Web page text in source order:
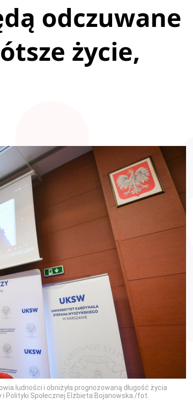
odczuwane
życie,
ludności i obniżyła prognozowaną długość życia
Polityki Społecznej Elżbieta Bojanowska./fot.